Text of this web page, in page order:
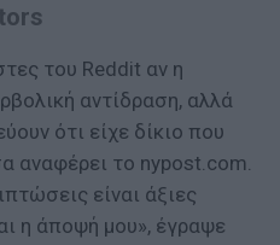
του Reddit αν η
αντίδραση, αλλά
ότι είχε δίκιο που
αναφέρει το nypost.com.
είναι άξιες
η άποψή μου», έγραψε